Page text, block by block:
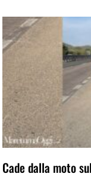
Cade dalla moto